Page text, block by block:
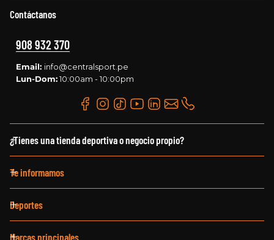
Contáctanos
908 932 370
Email: info@centralsport.pe
Lun-Dom: 10:00am - 10:00pm
¿Tienes una tienda deportiva o negocio propio?
Te informamos
Deportes
Marcas principales